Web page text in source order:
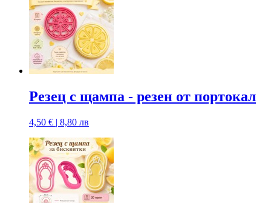
Резец с щампa - резен от портокал
4,50 € | 8,80 лв